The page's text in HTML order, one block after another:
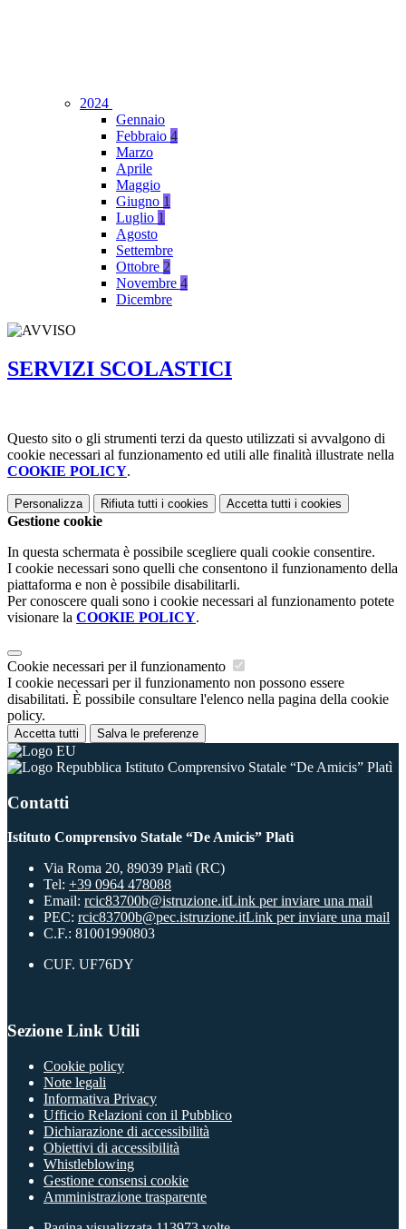
2024
Gennaio
Febbraio 4
Marzo
Aprile
Maggio
Giugno 1
Luglio 1
Agosto
Settembre
Ottobre 2
Novembre 4
Dicembre
SERVIZI SCOLASTICI
Questo sito o gli strumenti terzi da questo utilizzati si avvalgono di
cookie necessari al funzionamento ed utili alle finalità illustrate nella
COOKIE POLICY.
Personalizza Rifiuta tutti i cookies Accetta tutti i cookies
Gestione cookie
In questa schermata è possibile scegliere quali cookie consentire.
I cookie necessari sono quelli che consentono il funzionamento della
piattaforma e non è possibile disabilitarli.
Per conoscere quali sono i cookie necessari al funzionamento potete
visionare la COOKIE POLICY.
Cookie necessari per il funzionamento
I cookie necessari per il funzionamento non possono essere
disabilitati. È possibile consultare l'elenco nella pagina della cookie
policy.
Accetta tutti Salva le preferenze
Istituto Comprensivo Statale “De Amicis” Platì
Contatti
Istituto Comprensivo Statale “De Amicis” Platì
Via Roma 20, 89039 Platì (RC)
Tel: +39 0964 478088
Email: rcic83700b@istruzione.itLink per inviare una mail
PEC: rcic83700b@pec.istruzione.itLink per inviare una mail
C.F.: 81001990803
CUF. UF76DY
Sezione Link Utili
Cookie policy
Note legali
Informativa Privacy
Ufficio Relazioni con il Pubblico
Dichiarazione di accessibilità
Obiettivi di accessibilità
Whistleblowing
Gestione consensi cookie
Amministrazione trasparente